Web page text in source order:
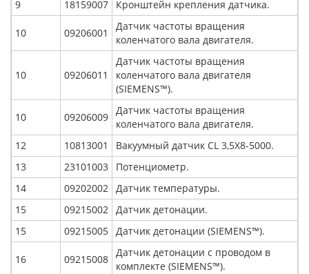
9
18159007 Кронштейн крепления датчика.
10 09206001
Датчик частоты вращения
коленчатого вала двигателя.
10 09206011
Датчик частоты вращения
коленчатого вала двигателя
(SIEMENS™).
10 09206009
Датчик частоты вращения
коленчатого вала двигателя.
12
10813001
Вакуумный датчик CL 3,5X8-5000.
13
23101003
Потенциометр.
14
09202002 Датчик температуры.
15
09215002 Датчик детонации.
15
09215005 Датчик детонации (SIEMENS™).
16 09215008
Датчик детонации c проводом в
комплекте (SIEMENS™).